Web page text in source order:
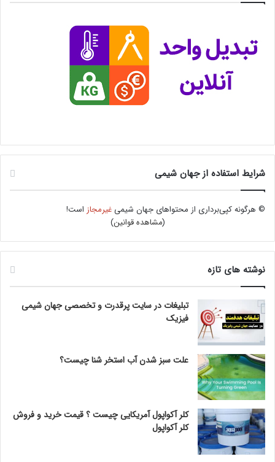
شرایط استفاده از جهان شیمی
© هرگونه کپی‌برداری از محتواهای جهان شیمیغیرمجاز است!
(مشاهده قوانین)
نوشته های تازه
تبلیغات در سایت پرقدرت و تخصصی جهان شیمی
فیزیک
علت سبز شدن آب استخر شنا چیست؟
کلر آکواپول آمریکایی چیست ؟ قیمت خرید و فروش
کلر آکواپول